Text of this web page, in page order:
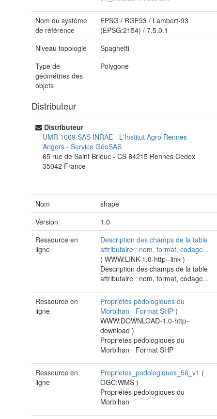
Nom du système
de référence
EPSG/ RGF93 / Lambert-93
(EPSG:2154)/7.5.0.1
Niveau topologie
Spaghetti
Type de
géométries des
objets
Polygone
Distributeur
Distributeur
UMR 1069 SAS INRAE - L'Institut Agro Rennes-
Angers - Service GéoSAS
65 rue de Saint Brieuc - CS 84215 Rennes Cedex
35042 France
Nom
shape
Version
1.0
Ressource en
ligne
Description des champs de la table
attributaire : nom, format, codage...
(WWW:LINK-1.0-http--link)
Description des champs de la table
attributaire : nom, format, codage...
Ressource en
ligne
Propriétés pédologiques du
Morbihan - Format SHP (
WWW:DOWNLOAD-1.0-http--
download)
Propriétés pédologiques du
Morbihan - Format SHP
Ressource en
ligne
Proprietes_pedologiques_56_v1 (
OGC:WMS)
Propriétés pédologiques du
Morbihan